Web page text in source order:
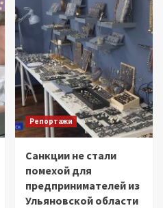
Репортажи
Санкции не стали
помехой для
предпринимателей из
Ульяновской области